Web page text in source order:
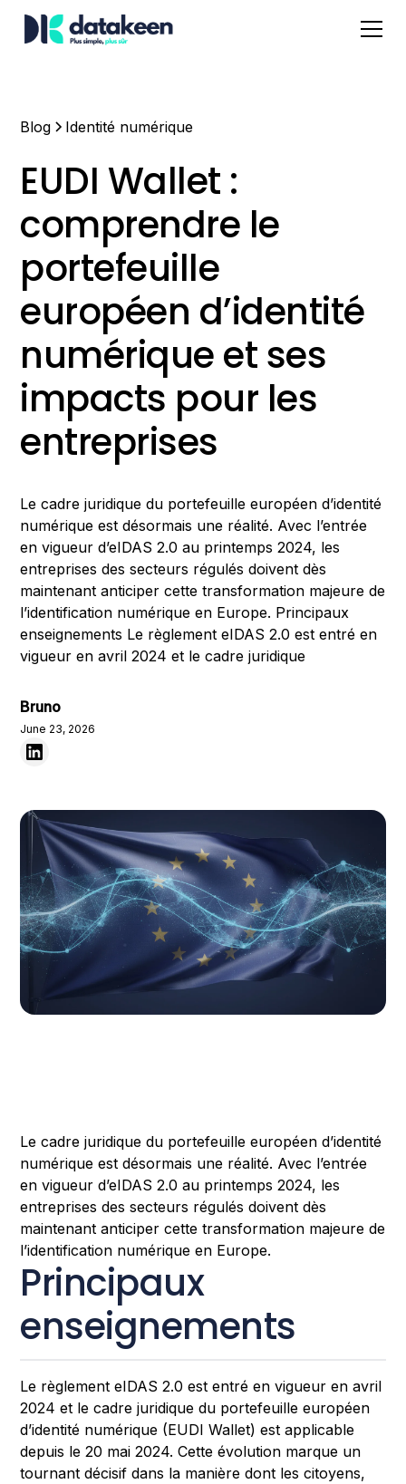
Blog Identité numérique
EUDI Wallet :
comprendre le
portefeuille
européen d’identité
numérique et ses
impacts pour les
entreprises
Le cadre juridique du portefeuille européen d’identité
numérique est désormais une réalité. Avec l’entrée
en vigueur d’eIDAS 2.0 au printemps 2024, les
entreprises des secteurs régulés doivent dès
maintenant anticiper cette transformation majeure de
l’identification numérique en Europe. Principaux
enseignements Le règlement eIDAS 2.0 est entré en
vigueur en avril 2024 et le cadre juridique
Bruno
June 23, 2026
Le cadre juridique du portefeuille européen d’identité
numérique est désormais une réalité. Avec l’entrée
en vigueur d’eIDAS 2.0 au printemps 2024, les
entreprises des secteurs régulés doivent dès
maintenant anticiper cette transformation majeure de
l’identification numérique en Europe.
Principaux
enseignements
Le règlement eIDAS 2.0 est entré en vigueur en avril
2024 et le cadre juridique du portefeuille européen
d’identité numérique (EUDI Wallet) est applicable
depuis le 20 mai 2024. Cette évolution marque un
tournant décisif dans la manière dont les citoyens,